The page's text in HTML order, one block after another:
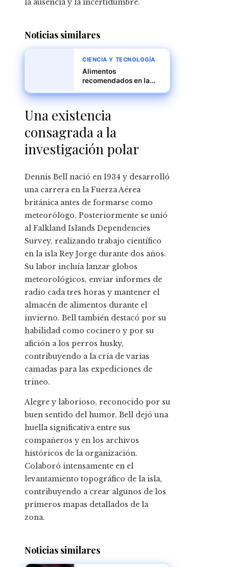
la ausencia y la incertidumbre.
Noticias similares
CIENCIA Y TECNOLOGÍA
Alimentos
recomendados en la
una nutrición óptima
Una existencia
consagrada a la
investigación polar
Dennis Bell nació en 1934 y desarrolló
una carrera en la Fuerza Aérea
británica antes de formarse como
meteorólogo. Posteriormente se unió
al Falkland Islands Dependencies
Survey, realizando trabajo científico
en la isla Rey Jorge durante dos años.
Su labor incluía lanzar globos
meteorológicos, enviar informes de
radio cada tres horas y mantener el
almacén de alimentos durante el
invierno. Bell también destacó por su
habilidad como cocinero y por su
afición a los perros husky,
contribuyendo a la cría de varias
camadas para las expediciones de
trineo.
Alegre y laborioso, reconocido por su
buen sentido del humor, Bell dejó una
huella significativa entre sus
compañeros y en los archivos
históricos de la organización.
Colaboró intensamente en el
levantamiento topográfico de la isla,
contribuyendo a crear algunos de los
primeros mapas detallados de la
zona.
Noticias similares